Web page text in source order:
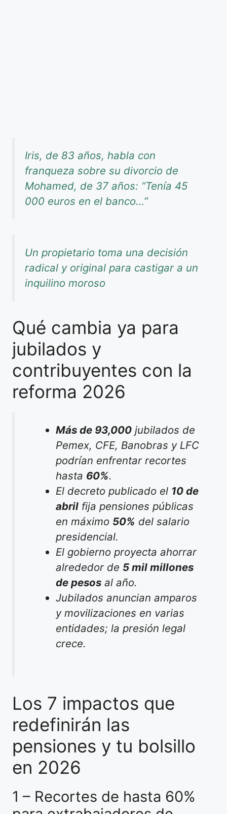
Iris, de 83 años, habla con
franqueza sobre su divorcio de
Mohamed, de 37 años: “Tenía 45
000 euros en el banco…”
Un propietario toma una decisión
radical y original para castigar a un
inquilino moroso
Qué cambia ya para
jubilados y
contribuyentes con la
reforma 2026
Más de 93,000 jubilados de
Pemex, CFE, Banobras y LFC
podrían enfrentar recortes
hasta 60%.
El decreto publicado el 10 de
abril fija pensiones públicas
en máximo 50% del salario
presidencial.
El gobierno proyecta ahorrar
alrededor de 5 mil millones
de pesos al año.
Jubilados anuncian amparos
y movilizaciones en varias
entidades; la presión legal
crece.
Los 7 impactos que
redefinirán las
pensiones y tu bolsillo
en 2026
1 – Recortes de hasta 60%